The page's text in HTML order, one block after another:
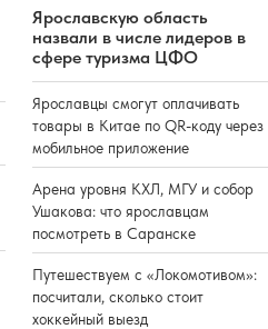
Ярославскую область
назвали в числе лидеров в
сфере туризма ЦФО
Ярославцы смогут оплачивать
товары в Китае по QR-коду через
мобильное приложение
Арена уровня КХЛ, МГУ и собор
Ушакова: что ярославцам
посмотреть в Саранске
Путешествуем с «Локомотивом»:
посчитали, сколько стоит
хоккейный выезд